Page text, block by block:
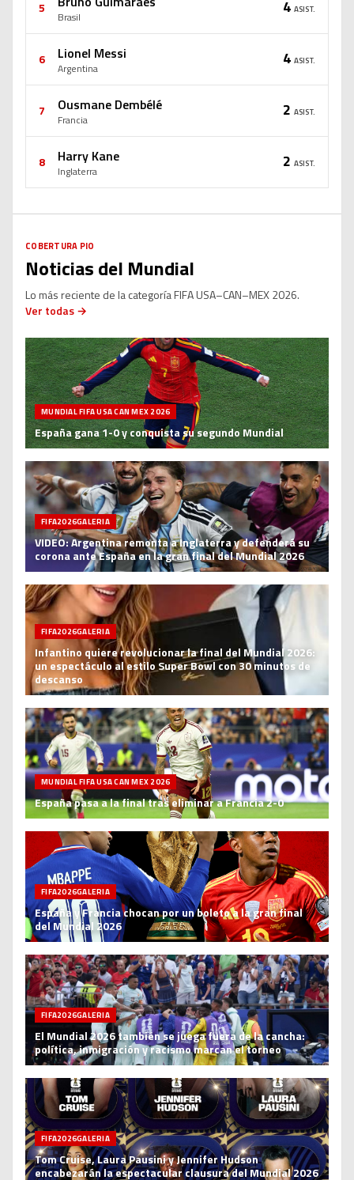
5
Brasil 4 ASIST.
6 Lionel Messi
Argentina 4 ASIST.
7 Ousmane Dembélé
Francia 2 ASIST.
8 Harry Kane
Inglaterra 2 ASIST.
COBERTURA PIO
Noticias del Mundial
Lo más reciente de la categoría FIFA USA–CAN–MEX 2026.
Ver todas →
MUNDIAL FIFA USA CAN MEX 2026
España gana 1-0 y conquista su segundo Mundial
FIFA2026GALERIA
VIDEO: Argentina remonta a Inglaterra y defenderá su
corona ante España en la gran final del Mundial 2026
FIFA2026GALERIA
Infantino quiere revolucionar la final del Mundial 2026:
un espectáculo al estilo Super Bowl con 30 minutos de
descanso
MUNDIAL FIFA USA CAN MEX 2026
España pasa a la final tras eliminar a Francia 2-0
FIFA2026GALERIA
España y Francia chocan por un boleto a la gran final
del Mundial 2026
FIFA2026GALERIA
El Mundial 2026 también se juega fuera de la cancha:
política, inmigración y racismo marcan el torneo
FIFA2026GALERIA
Tom Cruise, Laura Pausini y Jennifer Hudson
encabezarán la espectacular clausura del Mundial 2026